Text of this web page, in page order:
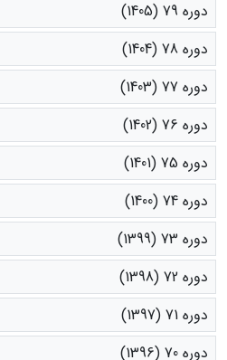
دوره 79 (1405)
دوره 78 (1404)
دوره 77 (1403)
دوره 76 (1402)
دوره 75 (1401)
دوره 74 (1400)
دوره 73 (1399)
دوره 72 (1398)
دوره 71 (1397)
دوره 70 (1396)